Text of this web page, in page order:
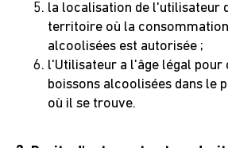
la localisation de l'utilisateur
territoire où la
alcoolisées est autorisée ;
l'Utilisateur a l'âge légal pour
boissons alcoolisées dans le
où il se trouve.